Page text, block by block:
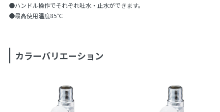
●ハンドル操作でそれぞれ吐水・止水ができます。
●最高使用温度85℃
カラーバリエーション